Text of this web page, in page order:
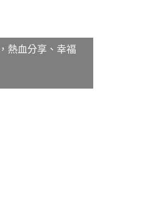
熱血分享、幸福